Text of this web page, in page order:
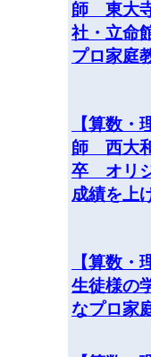
師 東大
社・立命
プロ家庭
【算数・
師 西大
卒 オリ
成績を上
【算数・
生徒様の
なプロ家